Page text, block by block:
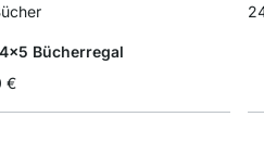
Bücherregal
€